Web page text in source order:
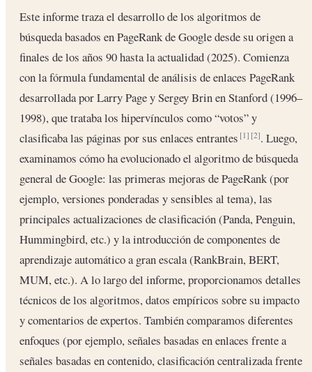
Este informe traza el desarrollo de los algoritmos de
búsqueda basados en PageRank de Google desde su origen a
finales de los años 90 hasta la actualidad (2025). Comienza
con la fórmula fundamental de análisis de enlaces PageRank
desarrollada por Larry Page y Sergey Brin en Stanford (1996–
1998), que trataba los hipervínculos como “votos” y
clasificaba las páginas por sus enlaces entrantes[1] [2]. Luego,
examinamos cómo ha evolucionado el algoritmo de búsqueda
general de Google: las primeras mejoras de PageRank (por
ejemplo, versiones ponderadas y sensibles al tema), las
principales actualizaciones de clasificación (Panda, Penguin,
Hummingbird, etc.) y la introducción de componentes de
aprendizaje automático a gran escala (RankBrain, BERT,
MUM, etc.). A lo largo del informe, proporcionamos detalles
técnicos de los algoritmos, datos empíricos sobre su impacto
y comentarios de expertos. También comparamos diferentes
enfoques (por ejemplo, señales basadas en enlaces frente a
señales basadas en contenido, clasificación centralizada frente